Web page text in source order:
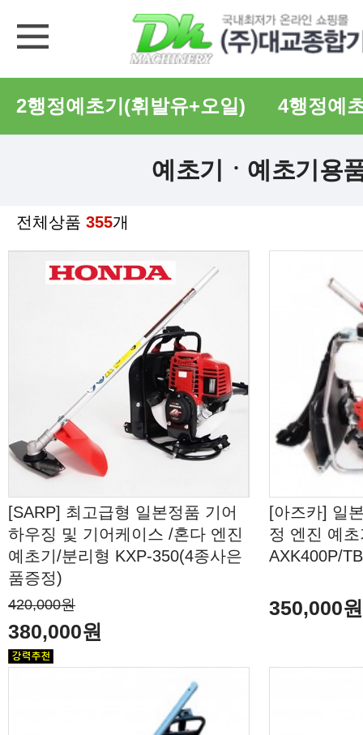
2행정예초기(휘발유+오일) 4행정예
예초기ㆍ예초기용
전체상품 355개
[SARP] 최고급형 일본정품 기어
하우징 및 기어케이스 /혼다 엔진
예초기/분리형 KXP-350(4종사은
품증정)
420,000원
380,000원
[아즈카] 일
정 엔진 예
AXK400P/
350,000원